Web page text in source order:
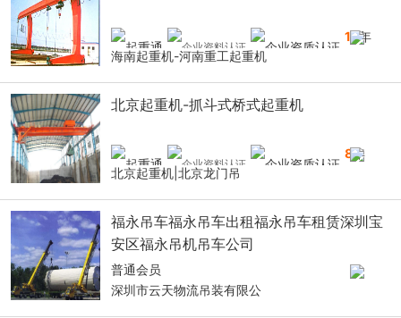
14年
海南起重机-河南重工起重机
北京起重机-抓斗式桥式起重机
8年
北京起重机|北京龙门吊
福永吊车福永吊车出租福永吊车租赁深圳宝
安区福永吊机吊车公司
普通会员
深圳市云天物流吊装有限公